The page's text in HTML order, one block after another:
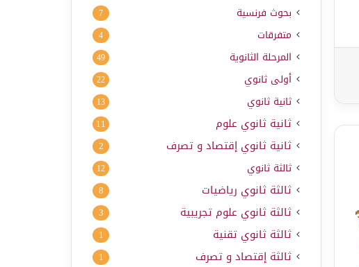
بحوث فرنسية 7
متفرقات 4
المرحلة الثانوية 49
أولى ثانوي 22
ثانية ثانوي 13
ثانية ثانوي علوم 11
ثانية ثانوي إقتصاد و تصرف 2
ثالثة ثانوي 12
ثالثة ثانوي رياضيات 8
ثالثة ثانوي علوم تجريبية 3
ثالثة ثانوي تقنية 1
ثالثة إقتصاد و تصرف 1